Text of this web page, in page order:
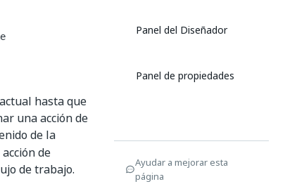
hasta que
una acción de
de la
de
de trabajo.
Panel del Diseñador
Panel de propiedades
Ayudar a mejorar esta
página